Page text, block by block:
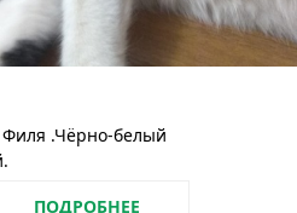
Филя .Чёрно-белый
ПОДРОБНЕЕ